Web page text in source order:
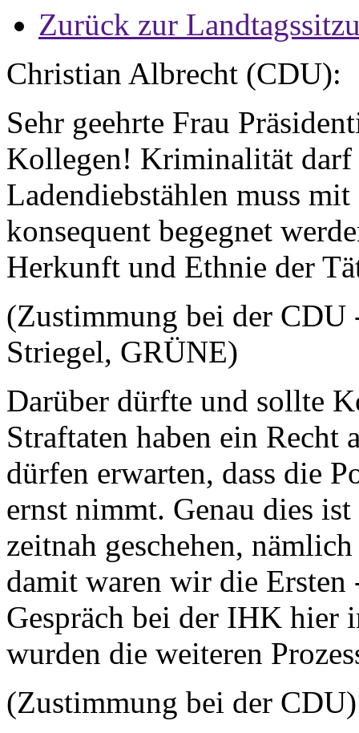
Zurück zur
Christian Albrecht (CDU):
Sehr geehrte Frau
Kollegen! Kriminalität darf
Ladendiebstählen muss
konsequent begegnet
Herkunft und Ethnie der
(Zustimmung bei der CDU
Striegel, GRÜNE)
Darüber dürfte und sollte
Straftaten haben ein
dürfen erwarten, dass die
ernst nimmt. Genau dies
zeitnah geschehen,
damit waren wir die Ersten
Gespräch bei der IHK hier
wurden die weiteren
(Zustimmung bei der CDU)